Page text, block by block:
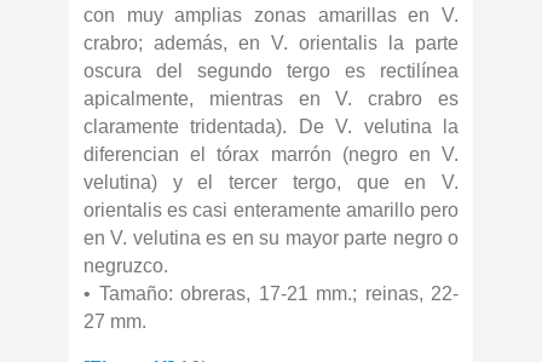
con muy amplias zonas amarillas en V.
crabro; además, en V. orientalis la parte
oscura del segundo tergo es rectilínea
apicalmente, mientras en V. crabro es
claramente tridentada). De V. velutina la
diferencian el tórax marrón (negro en V.
velutina) y el tercer tergo, que en V.
orientalis es casi enteramente amarillo pero
en V. velutina es en su mayor parte negro o
negruzco.
• Tamaño: obreras, 17-21 mm.; reinas, 22-
27 mm.